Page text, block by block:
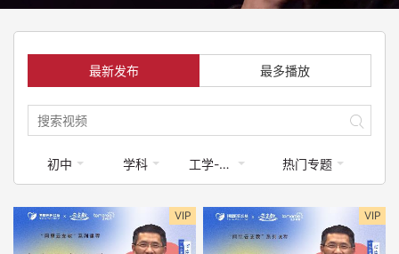
最新发布 最多播放
初中 学科 工学-工程类 热门专题
VIP VIP